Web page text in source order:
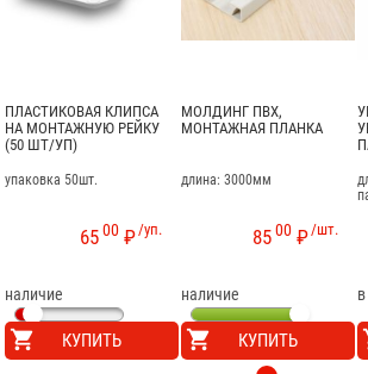
ПЛАСТИКОВАЯ КЛИПСА
НА МОНТАЖНУЮ РЕЙКУ
(50 ШТ/УП)
упаковка 50шт.
/уп.
6500 ₽
наличие
КУПИТЬ
МОЛДИНГ ПВХ,
МОНТАЖНАЯ ПЛАНКА
длина: 3000мм
/шт.
8500 ₽
наличие
КУПИТЬ